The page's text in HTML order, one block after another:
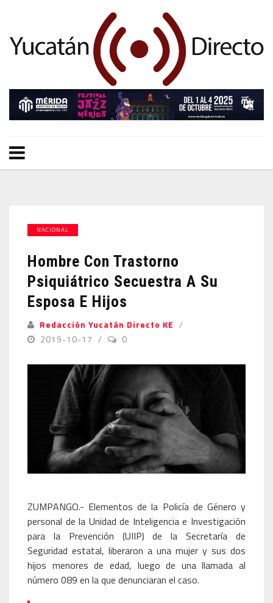
NACIONAL
Hombre Con Trastorno
Psiquiátrico Secuestra A Su
Esposa E Hijos
Redacción Yucatán Directo KE
2019-10-17
0
ZUMPANGO.- Elementos de la Policía de Género y
personal de la Unidad de Inteligencia e Investigación
para la Prevención (UIIP) de la Secretaría de
Seguridad estatal, liberaron a una mujer y sus dos
hijos menores de edad, luego de una llamada al
número 089 en la que denunciaran el caso.